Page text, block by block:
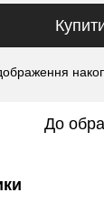
До